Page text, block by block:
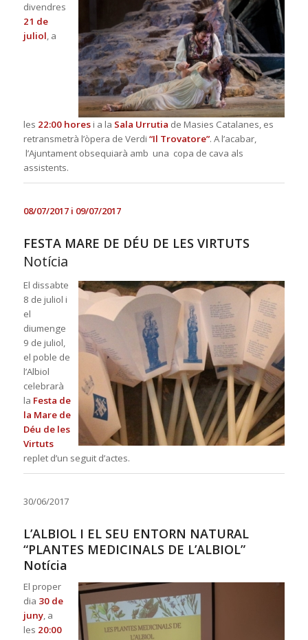
divendres
21 de
juliol, a
les 22:00 horesi a la Sala Urrutia de Masies Catalanes, es
retransmetrà l’òpera de Verdi “Il Trovatore”. A l’acabar,
l’Ajuntament obsequiarà amb una copa de cava als
assistents.
08/07/2017 i 09/07/2017
FESTA MARE DE DÉU DE LES VIRTUTS
Notícia
El dissabte
8 de juliol i
el
diumenge
9 de juliol,
el poble de
l’Albiol
celebrarà
la Festa de
la Mare de
Déu de les
Virtuts
replet d’un seguit d’actes.
30/06/2017
L’ALBIOL I EL SEU ENTORN NATURAL
“PLANTES MEDICINALS DE L’ALBIOL”
Notícia
El proper
dia 30 de
juny, a
les 20:00